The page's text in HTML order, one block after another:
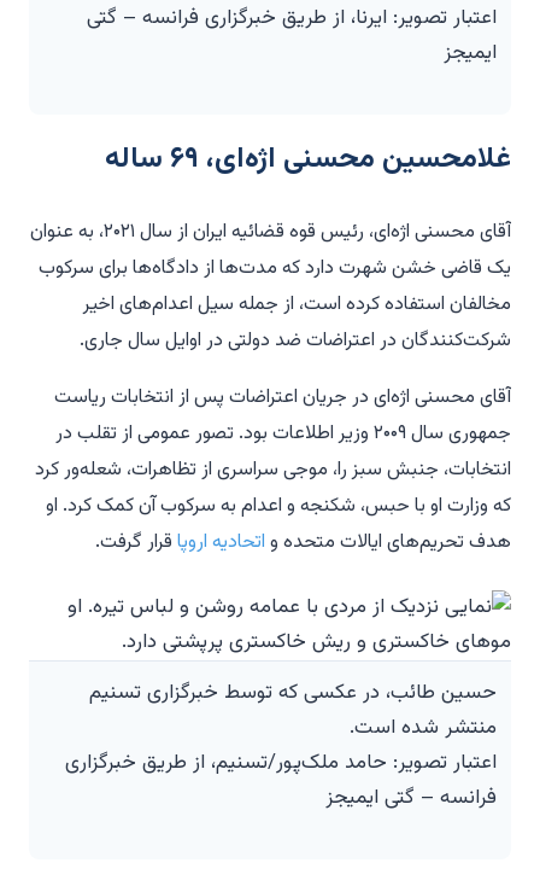
اعتبار تصویر: ایرنا، از طریق خبرگزاری فرانسه – گتی
ایمیجز
غلامحسین محسنی اژه‌ای، ۶۹ ساله
آقای محسنی اژه‌ای، رئیس قوه قضائیه ایران از سال ۲۰۲۱، به عنوان
یک قاضی خشن شهرت دارد که مدت‌ها از دادگاه‌ها برای سرکوب
مخالفان استفاده کرده است، از جمله سیل اعدام‌های اخیر
شرکت‌کنندگان در اعتراضات ضد دولتی در اوایل سال جاری.
آقای محسنی اژه‌ای در جریان اعتراضات پس از انتخابات ریاست
جمهوری سال ۲۰۰۹ وزیر اطلاعات بود. تصور عمومی از تقلب در
انتخابات، جنبش سبز را، موجی سراسری از تظاهرات، شعله‌ور کرد
که وزارت او با حبس، شکنجه و اعدام به سرکوب آن کمک کرد. او
هدف تحریم‌های ایالات متحده و اتحادیه اروپا قرار گرفت.
حسین طائب، در عکسی که توسط خبرگزاری تسنیم
منتشر شده است.
اعتبار تصویر: حامد ملک‌پور/تسنیم، از طریق خبرگزاری
فرانسه – گتی ایمیجز